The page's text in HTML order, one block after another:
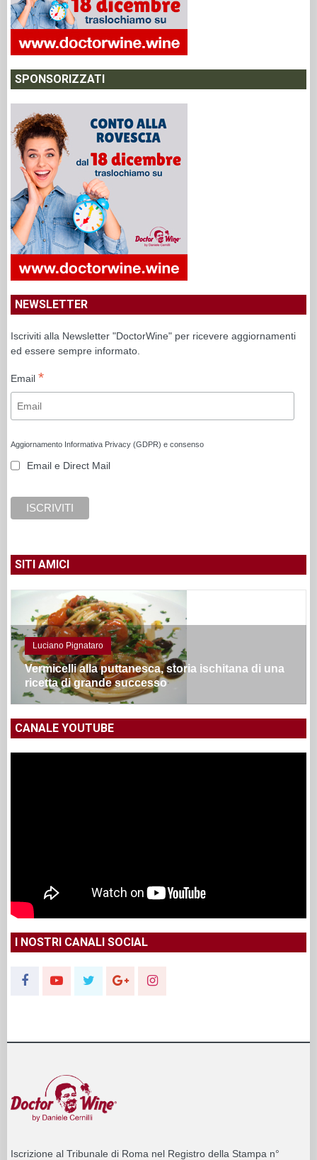
SPONSORIZZATI
NEWSLETTER
Iscriviti alla Newsletter "DoctorWine" per ricevere aggiornamenti
ed essere sempre informato.
Email *
Aggiornamento Informativa Privacy (GDPR) e consenso
Email e Direct Mail
SITI AMICI
Luciano Pignataro
Vermicelli alla puttanesca, storia ischitana di una
ricetta di grande successo
CANALE YOUTUBE
I NOSTRI CANALI SOCIAL
Iscrizione al Tribunale di Roma nel Registro della Stampa n°